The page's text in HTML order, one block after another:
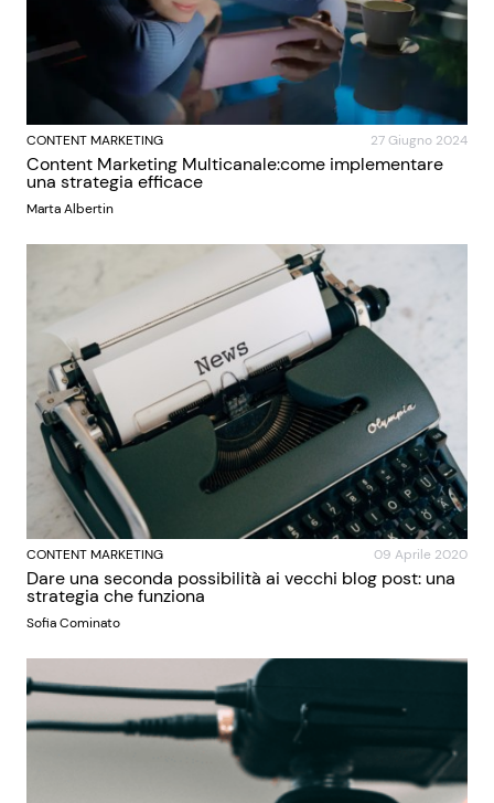
CONTENT MARKETING 27 Giugno 2024
Content Marketing Multicanale:come implementare
una strategia efficace
Marta Albertin
CONTENT MARKETING 09 Aprile 2020
Dare una seconda possibilità ai vecchi blog post: una
strategia che funziona
Sofia Cominato